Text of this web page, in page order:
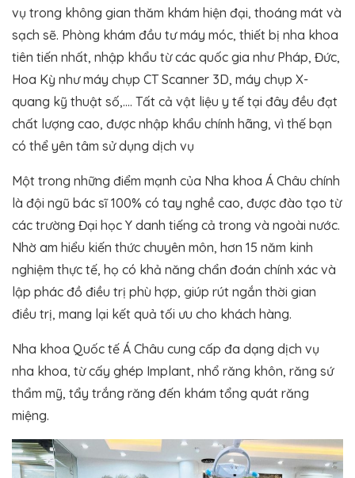
vụ trong không gian thăm khám hiện đại, thoáng mát và
sạch sẽ. Phòng khám đầu tư máy móc, thiết bị nha khoa
tiên tiến nhất, nhập khẩu từ các quốc gia như Pháp, Đức,
Hoa Kỳ như máy chụp CT Scanner 3D, máy chụp X-
quang kỹ thuật số,…. Tất cả vật liệu y tế tại đây đều đạt
chất lượng cao, được nhập khẩu chính hãng, vì thế bạn
có thể yên tâm sử dụng dịch vụ
Một trong những điểm mạnh của Nha khoa Á Châu chính
là đội ngũ bác sĩ 100% có tay nghề cao, được đào tạo từ
các trường Đại học Y danh tiếng cả trong và ngoài nước.
Nhờ am hiểu kiến thức chuyên môn, hơn 15 năm kinh
nghiệm thực tế, họ có khả năng chẩn đoán chính xác và
lập phác đồ điều trị phù hợp, giúp rút ngắn thời gian
điều trị, mang lại kết quả tối ưu cho khách hàng.
Nha khoa Quốc tế Á Châu cung cấp đa dạng dịch vụ
nha khoa, từ cấy ghép Implant, nhổ răng khôn, răng sứ
thẩm mỹ, tẩy trắng răng đến khám tổng quát răng
miệng.